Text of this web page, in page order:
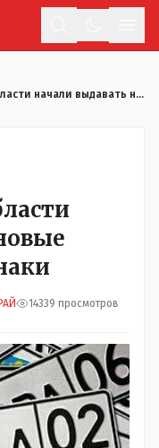
В Костанайской области начали выдавать новые автомобильные знаки
14339 просмотров